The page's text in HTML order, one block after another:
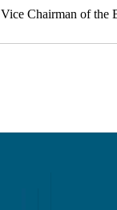
Vice Chairman of the